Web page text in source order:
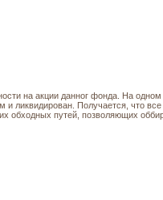
на акции данног фонда. На
ликвидирован. Получается, что
обходных путей, позволяющих